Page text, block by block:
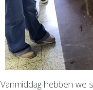
Vanmiddag hebben we